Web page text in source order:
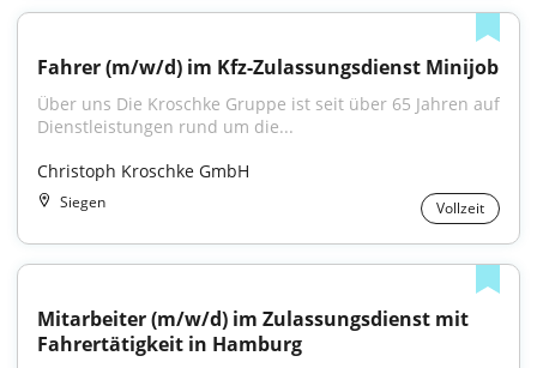
Fahrer (m/w/d) im Kfz-Zulassungsdienst Minijob
Über uns Die Kroschke Gruppe ist seit über 65 Jahren auf
Dienstleistungen rund um die...
Christoph Kroschke GmbH
Siegen Vollzeit
Mitarbeiter (m/w/d) im Zulassungsdienst mit
Fahrertätigkeit in Hamburg